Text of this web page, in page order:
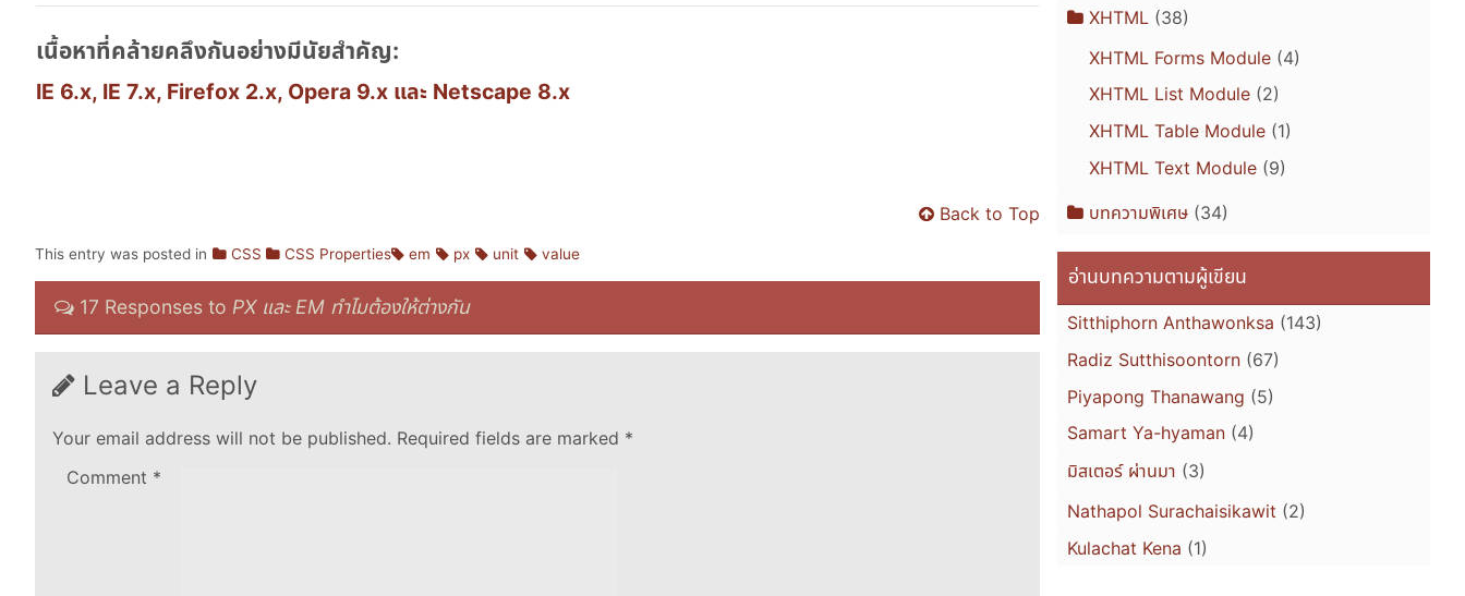
เนื้อหาที่คล้ายคลึงกันอย่างมีนัยสำคัญ:
IE 6.x, IE 7.x, Firefox 2.x, Opera 9.x และ Netscape 8.x
Back to Top
This entry was posted in CSS CSS Properties em px unit value
17 Responses to PX และ EM ทำไมต้องให้ต่างกัน
Leave a Reply
Your email address will not be published. Required fields are marked *
Comment *
XHTML (38)
XHTML Forms Module(4)
XHTML List Module(2)
XHTML Table Module(1)
XHTML Text Module(9)
บทความพิเศษ (34)
อ่านบทความตามผู้เขียน
Sitthiphorn Anthawonksa (143)
Radiz Sutthisoontorn (67)
Piyapong Thanawang (5)
Samart Ya-hyaman (4)
มิสเตอร์ ผ่านมา (3)
Nathapol Surachaisikawit (2)
Kulachat Kena (1)